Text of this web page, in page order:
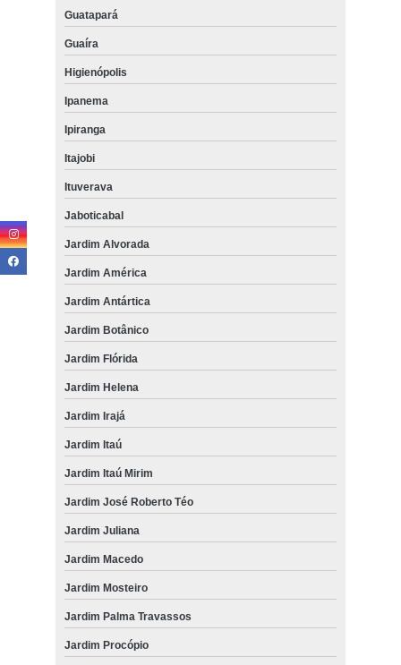
Guatapará
Guaíra
Higienópolis
Ipanema
Ipiranga
Itajobi
Ituverava
Jaboticabal
Jardim Alvorada
Jardim América
Jardim Antártica
Jardim Botânico
Jardim Flórida
Jardim Helena
Jardim Irajá
Jardim Itaú
Jardim Itaú Mirim
Jardim José Roberto Téo
Jardim Juliana
Jardim Macedo
Jardim Mosteiro
Jardim Palma Travassos
Jardim Procópio